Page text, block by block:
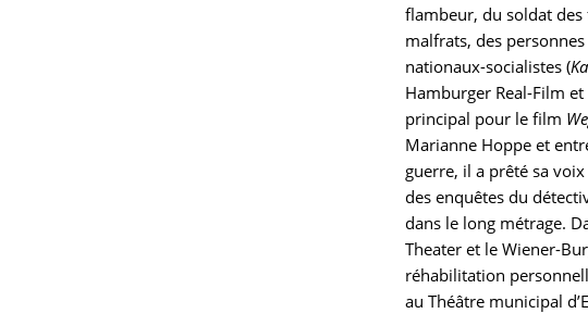
flambeur, du soldat des
malfrats, des
nationaux-socialistes (
Hamburger Real-Film
principal pour le film
Marianne Hoppe et
guerre, il a prêté sa
des enquêtes du
dans le long métrage.
Theater et le Wiener-
réhabilitation
au Théâtre municipal